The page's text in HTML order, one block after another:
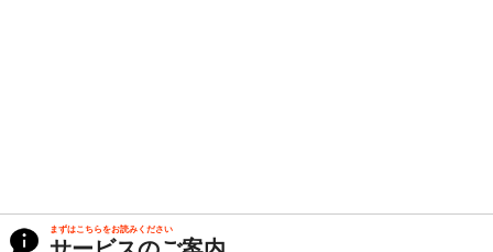
まずはこちらをお読みください